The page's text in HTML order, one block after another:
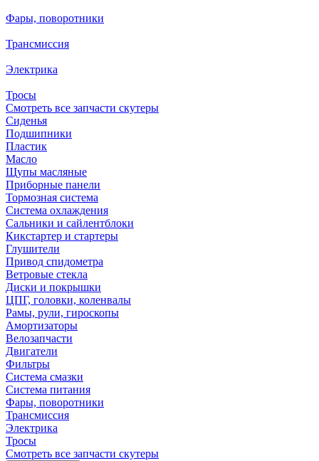
Фары, поворотники
Трансмиссия
Электрика
Тросы
Смотреть все запчасти скутеры
Сиденья
Подшипники
Пластик
Масло
Щупы масляные
Приборные панели
Тормозная система
Система охлаждения
Сальники и сайлентблоки
Кикстартер и стартеры
Глушители
Привод спидометра
Ветровые стекла
Диски и покрышки
ЦПГ, головки, коленвалы
Рамы, рули, гироскопы
Амортизаторы
Велозапчасти
Двигатели
Фильтры
Система смазки
Система питания
Фары, поворотники
Трансмиссия
Электрика
Тросы
Смотреть все запчасти скутеры